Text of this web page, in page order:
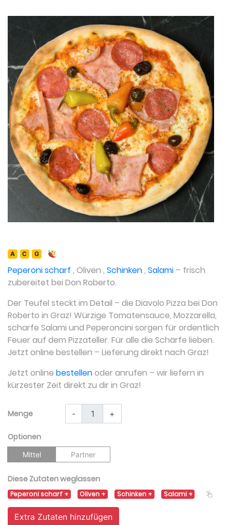
A C G
Peperoni scharf , Oliven , Schinken, Salami – frisch
zubereitet bei Don Roberto.
Der Teufel steckt im Detail – die Diavolo Pizza bei Don
Roberto in Graz! Würzige Tomatensauce, Mozzarella,
scharfe Salami und Peperoncini sorgen für ordentlich
Feuer auf dem Pizzateller. Für alle die Schärfe lieben.
Jetzt online bestellen – Lieferung direkt nach Graz!
Jetzt online bestellenoder anrufen – wir liefern in
kürzester Zeit direkt zu dir in Graz!
Menge - +
Optionen
Mittel Partner
Diese Zutaten weglassen
Peperoni scharf Oliven Schinken Salami
Extra Zutaten hinzufügen